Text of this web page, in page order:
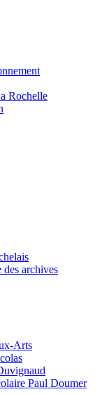
Rochelle
archives
Arts
Paul Doumer